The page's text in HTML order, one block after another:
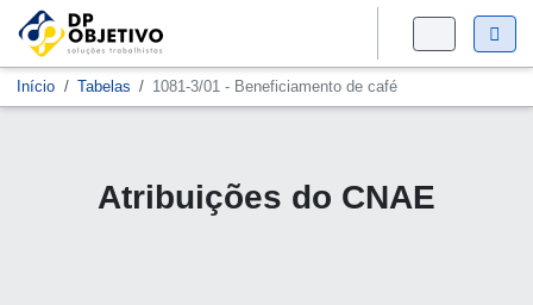
Início Tabelas 1081-3/01 - Beneficiamento de café
Atribuições do CNAE